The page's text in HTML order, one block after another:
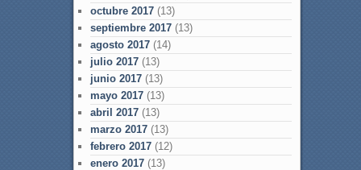
octubre 2017(13)
septiembre 2017(13)
agosto 2017(14)
julio 2017(13)
junio 2017(13)
mayo 2017(13)
abril 2017(13)
marzo 2017(13)
febrero 2017(12)
enero 2017(13)